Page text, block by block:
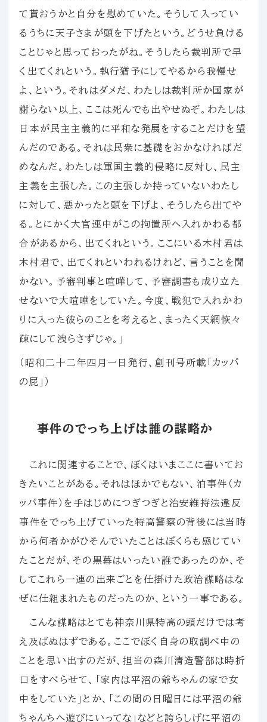
て貰おうかと自分を慰めていた。そうして入ってい
るうちに天子さまが頭を下げたという。どうせ負ける
ことじゃと思っておったがね。そうしたら裁判所で早
く出てくれという。執行猶予にしてやるから我慢せ
よ、という。それはダメだ、わたしは裁判所か国家が
謝らない以上、ここは死んでも出やせぬぞ。わたしは
日本が民主主義的に平和な発展をすることだけを望
んだのである。それは民衆に基礎をおかなければだ
めなんだ。わたしは軍国主義的侵略に反対し、民主
主義を主張した。この主張しか持っていないわたし
に対して、悪かったと頭を下げよ、そうしたら出てや
る。とにかく大官連中がこの拘置所へ入れかわる都
合があるから、出てくれという。ここにいる木村君は
木村君で、出てくれといわれるけれど、言うことを聞
かない。予審判事と喧嘩して、予審調書も成り立た
せないで大喧嘩をしていた。今度、戦犯で入れかわ
りに入った彼らのことを考えると、まったく天網恢々
疎にして洩らさずじゃ。」
（昭和二十二年四月一日発行、創刊号所載「カッパ
の屁」）
事件のでっち上げは誰の謀略か
これに関連することで、ぼくはいまここに書いてお
きたいことがある。それはほかでもない、泊事件（カ
ッパ事件）を手はじめにつぎつぎと治安維持法違反
事件をでっち上げていった特高警察の背後には当時
から何者かがひそんでいたことはぼくらも感じてい
たことだが、その黒幕はいったい誰であったのか、そ
してこれら一連の出来ごとを仕掛けた政治謀略はな
ぜに仕組まれたものだったのか、という一事である。
こんな謀略はとても神奈川県特高の頭だけでは考
え及ばぬはずである。ここでぼく自身の取調べ中の
ことを思い出すのだが、担当の森川清造警部は時折
口をすべらせて、「家内は平沼の爺ちゃんの家で女
中をしていた」とか、「この間の日曜日には平沼の爺
ちゃんちへ遊びにいってな」などと誇らしげに平沼の